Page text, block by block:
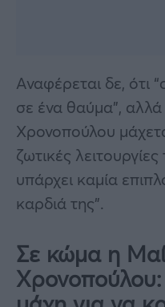
Αναφέρεται δε, ότι
σε ένα θαύμα”, αλλά
Χρονοπούλου
ζωτικές
υπάρχει καμία
καρδιά της”.
Σε κώμα η
Χρονοπούλου: